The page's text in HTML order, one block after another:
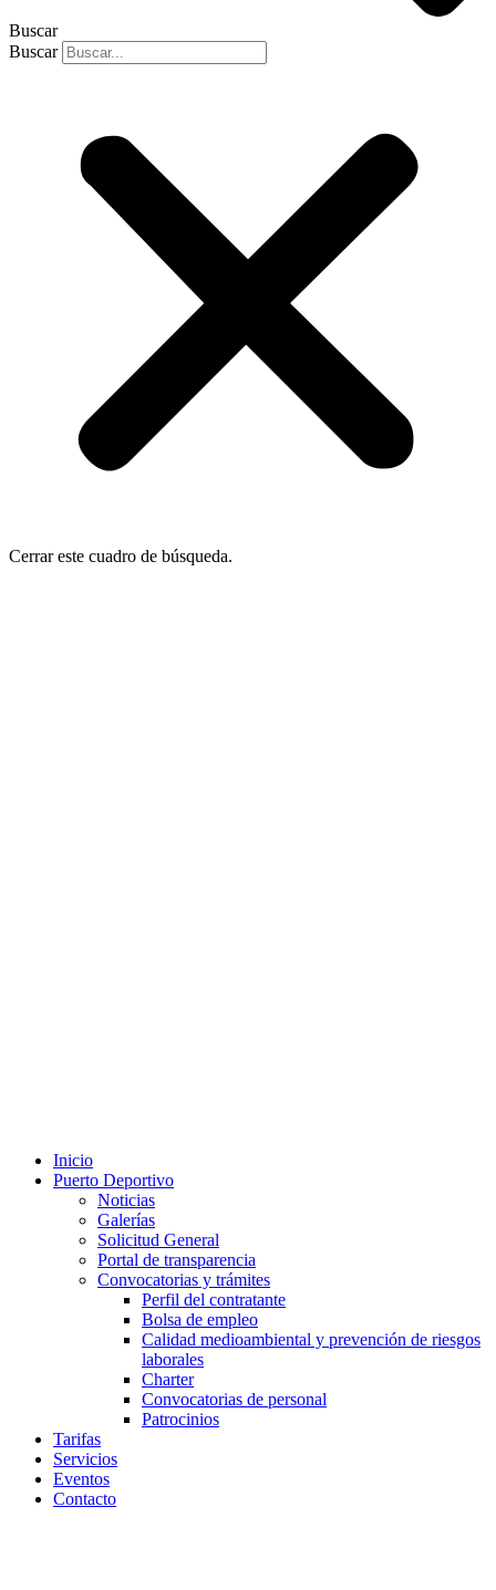
Buscar
Buscar
Cerrar este cuadro de búsqueda.
Inicio
Puerto Deportivo
Noticias
Galerías
Solicitud General
Portal de transparencia
Convocatorias y trámites
Perfil del contratante
Bolsa de empleo
Calidad medioambiental y prevención de riesgos
laborales
Charter
Convocatorias de personal
Patrocinios
Tarifas
Servicios
Eventos
Contacto